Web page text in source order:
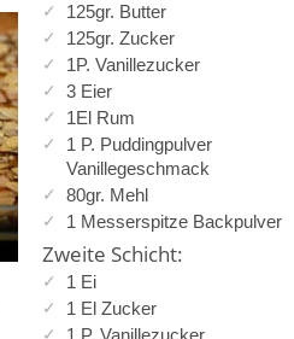
125gr. Butter
125gr. Zucker
1P. Vanillezucker
3 Eier
1El Rum
1 P. Puddingpulver
Vanillegeschmack
80gr. Mehl
1 Messerspitze Backpulver
Zweite Schicht:
1 Ei
1 El Zucker
1 P. Vanillezucker